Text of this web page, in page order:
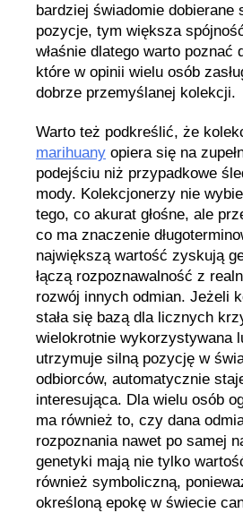
bardziej świadomie dobierane
pozycje, tym większa
właśnie dlatego warto poznać
które w opinii wielu osób
dobrze przemyślanej kolekcji.
Warto też podkreślić, że
marihuany opiera się na
podejściu niż przypadkowe
mody. Kolekcjonerzy nie
tego, co akurat głośne, ale
co ma znaczenie
największą wartość zyskują
łączą rozpoznawalność z
rozwój innych odmian. Jeżeli
stała się bazą dla licznych
wielokrotnie wykorzystywana
utrzymuje silną pozycję w
odbiorców, automatycznie
interesująca. Dla wielu osób
ma również to, czy dana
rozpoznania nawet po samej
genetyki mają nie tylko
również symboliczną,
określoną epokę w świecie